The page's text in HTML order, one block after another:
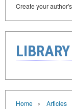
Create your
Home › Articles